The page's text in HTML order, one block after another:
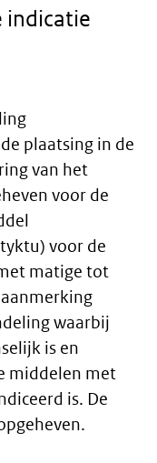
indicatie
plaatsing in de
van het
voor de
voor de
matige tot
waarbij
is en
middelen met
is. De